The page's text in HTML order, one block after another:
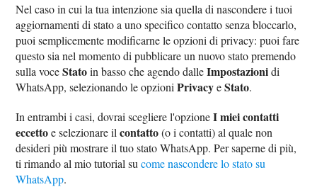
Nel caso in cui la tua intenzione sia quella di nascondere i tuoi
aggiornamenti di stato a uno specifico contatto senza bloccarlo,
puoi semplicemente modificarne le opzioni di privacy: puoi fare
questo sia nel momento di pubblicare un nuovo stato premendo
sulla voceStatoin basso che agendo dalleImpostazionidi
WhatsApp, selezionando le opzioniPrivacyeStato.
In entrambi i casi, dovrai scegliere l'opzioneI miei contatti
eccettoe selezionare ilcontatto(o i contatti) al quale non
desideri più mostrare il tuo stato WhatsApp. Per saperne di più,
ti rimando al mio tutorial sucome nascondere lo stato su
WhatsApp.